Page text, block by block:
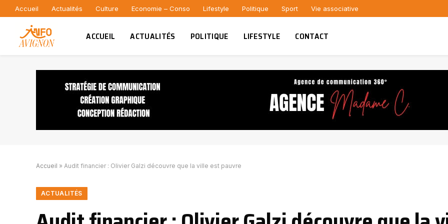
Accueil Actualités Culture Economie – Conso Lifestyle Politique Sport Vie associative
ACCUEIL ACTUALITÉS POLITIQUE LIFESTYLE CONTACT
Accueil » Audit financier : Olivier Galzi découvre que la ville est pauvre
ACTUALITÉS